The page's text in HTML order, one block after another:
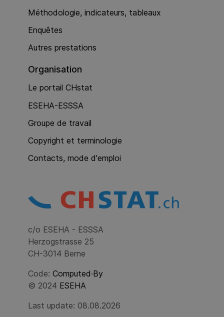
Méthodologie, indicateurs, tableaux
Enquêtes
Autres prestations
Organisation
Le portail CHstat
ESEHA-ESSSA
Groupe de travail
Copyright et terminologie
Contacts, mode d'emploi
c/o ESEHA - ESSSA
Herzogstrasse 25
CH-3014 Berne
Code: Computed·By
© 2024 ESEHA
Last update: 08.08.2026